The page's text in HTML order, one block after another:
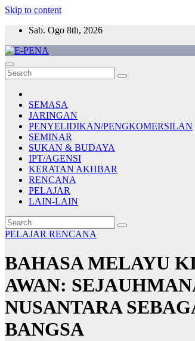
Skip to content
Sab. Ogo 8th, 2026
E-PENA
Berita Digital Terkini
SEMASA
JARINGAN
PENYELIDIKAN/PENGKOMERSILAN
SEMINAR
SUKAN & BUDAYA
IPT/AGENSI
KERATAN AKHBAR
RENCANA
PELAJAR
LAIN-LAIN
PELAJAR RENCANA
BAHASA MELAYU
AWAN:
NUSANTARA
BANGSA